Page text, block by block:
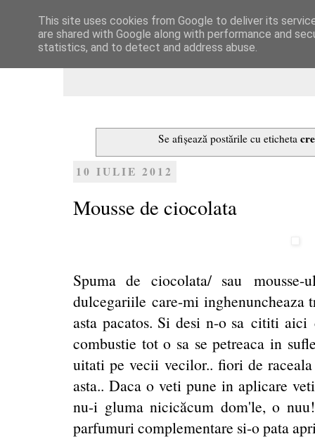
Dulcegarii culinare
Se afișează postările cu eticheta
10 IULIE 2012
Mousse de ciocolata
Spuma de ciocolata/ sau
dulcegariile care-mi inghenuncheaza
asta pacatos. Si desi n-o sa cititi
combustie tot o sa se petreaca in
uitati pe vecii vecilor.. fiori de
asta.. Daca o veti pune in aplicare
nu-i gluma nicicăcum dom'le, o
parfumuri complementare si-o pata
This site uses cookies from Google to deliver its
are shared with Google along with performance and
statistics, and to detect and address abuse.